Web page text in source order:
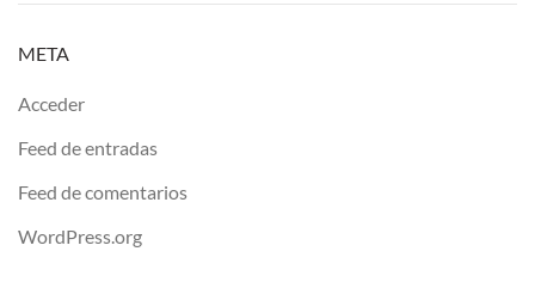
META
Acceder
Feed de entradas
Feed de comentarios
WordPress.org